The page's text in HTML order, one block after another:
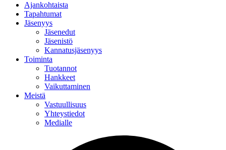
Ajankohtaista
Tapahtumat
Jäsenyys
Jäsenedut
Jäsenistö
Kannatusjäsenyys
Toiminta
Tuotannot
Hankkeet
Vaikuttaminen
Meistä
Vastuullisuus
Yhteystiedot
Medialle